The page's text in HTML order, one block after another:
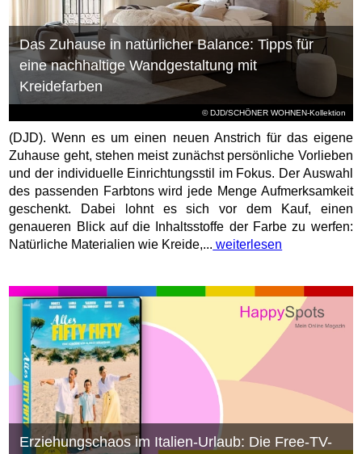
© DJD/SCHÖNER WOHNEN-Kollektion
Das Zuhause in natürlicher Balance: Tipps für
eine nachhaltige Wandgestaltung mit
Kreidefarben
(DJD). Wenn es um einen neuen Anstrich für das eigene
Zuhause geht, stehen meist zunächst persönliche Vorlieben
und der individuelle Einrichtungsstil im Fokus. Der Auswahl
des passenden Farbtons wird jede Menge Aufmerksamkeit
geschenkt. Dabei lohnt es sich vor dem Kauf, einen
genaueren Blick auf die Inhaltsstoffe der Farbe zu werfen:
Natürliche Materialien wie Kreide,... weiterlesen
Erziehungschaos im Italien-Urlaub: Die Free-TV-